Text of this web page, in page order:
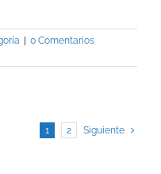
0 Comentarios
1 2 Siguiente